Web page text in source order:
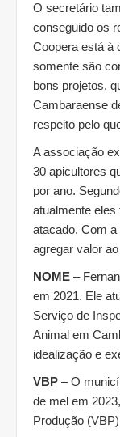
O secretário
conseguido os
Coopera está à
somente são
bons projetos,
Cambaraense
respeito pelo
A associação
30 apicultores
por ano.
atualmente
atacado. Com a
agregar valor
NOME –
em 2021. Ele
Serviço de
Animal em
idealização e
VBP – O
de mel em
Produção